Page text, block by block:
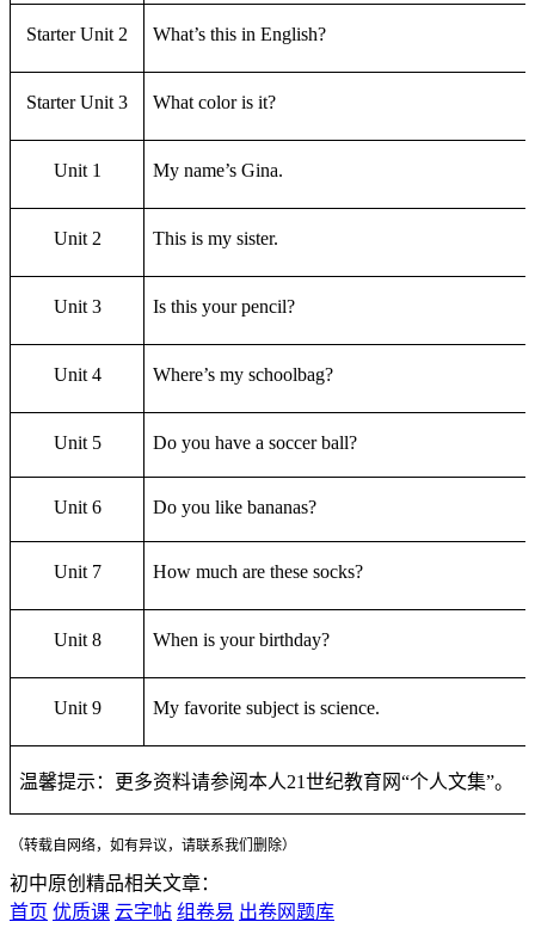
Starter Unit 2 What’s this in English?
Starter Unit 3 What color is it?
Unit 1 My name’s Gina.
Unit 2 This is my sister.
Unit 3 Is this your pencil?
Unit 4 Where’s my schoolbag?
Unit 5 Do you have a soccer ball?
Unit 6 Do you like bananas?
Unit 7 How much are these socks?
Unit 8 When is your birthday?
Unit 9 My favorite subject is science.
温馨提示：更多资料请参阅本人21世纪教育网“个人文集”。
（转载自网络，如有异议，请联系我们删除）
初中原创精品相关文章：
首页 优质课 云字帖 组卷易 出卷网题库